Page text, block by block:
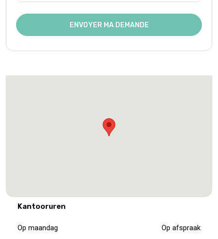
ENVOYER MA DEMANDE
Kantooruren
Op maandag Op afspraak